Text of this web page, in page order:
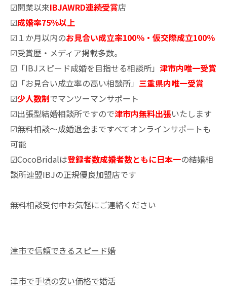
☑開業以来IBJAWRD連続受賞店
☑成婚率75％以上
☑１か月以内のお見合い成立率100％・仮交際成立100％
☑受賞歴・メディア掲載多数。
☑「IBJスピード成婚を目指せる相談所」 津市内唯一受賞
☑「お見合い成立率の高い相談所」 三重県内唯一受賞
☑少人数制でマンツーマンサポート
☑出張型結婚相談所ですので津市内無料出張いたします
☑無料相談～成婚退会まですべてオンラインサポートも
可能
☑CocoBridalは登録者数成婚者数ともに日本一の結婚相
談所連盟IBJの正規優良加盟店です
無料相談受付中お気軽にご連絡ください
津市で信頼できるスピード婚
津市で手頃の安い価格で婚活